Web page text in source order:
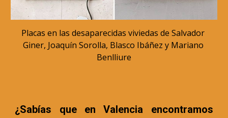
Placas en las desaparecidas viviedas de Salvador
Giner, Joaquín Sorolla, Blasco Ibáñez y Mariano
Benlliure
¿Sabías que en Valencia encontramos